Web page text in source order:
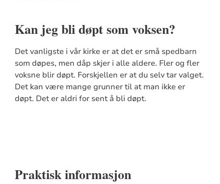
Kan jeg bli døpt som voksen?
Det vanligste i vår kirke er at det er små spedbarn
som døpes, men dåp skjer i alle aldere. Fler og fler
voksne blir døpt. Forskjellen er at du selv tar valget.
Det kan være mange grunner til at man ikke er
døpt. Det er aldri for sent å bli døpt.
Praktisk informasjon